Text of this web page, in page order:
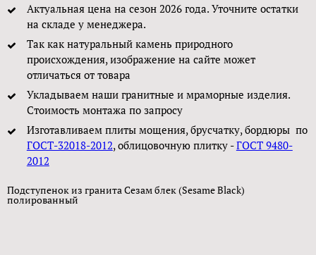
Актуальная цена на сезон 2026 года. Уточните остатки
на складе у менеджера.
Так как натуральный камень природного
происхождения, изображение на сайте может
отличаться от товара
Укладываем наши гранитные и мраморные изделия.
Стоимость монтажа по запросу
Изготавливаем плиты мощения, брусчатку, бордюры по
ГОСТ-32018-2012, облицовочную плитку -ГОСТ 9480-
2012
Подступенок из гранита Сезам блек (Sesame Black)
полированный